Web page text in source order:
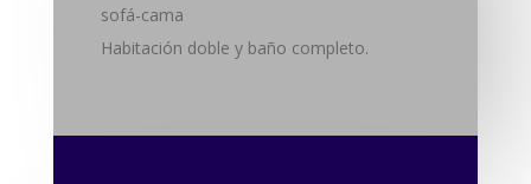
sofá-cama
Habitación doble y baño completo.